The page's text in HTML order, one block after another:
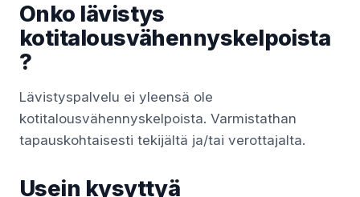
Onko lävistys
kotitalousvähennyskelpoista
?
Lävistyspalvelu ei yleensä ole
kotitalousvähennyskelpoista. Varmistathan
tapauskohtaisesti tekijältä ja/tai verottajalta.
Usein kysyttyä